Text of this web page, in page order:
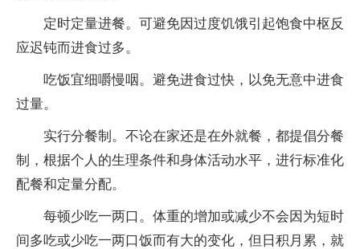
定时定量进餐。可避免因过度饥饿引起饱食中枢反
应迟钝而进食过多。
吃饭宜细嚼慢咽。避免进食过快，以免无意中进食
过量。
实行分餐制。不论在家还是在外就餐，都提倡分餐
制，根据个人的生理条件和身体活动水平，进行标准化
配餐和定量分配。
每顿少吃一两口。体重的增加或减少不会因为短时
间多吃或少吃一两口饭而有大的变化，但日积月累，就